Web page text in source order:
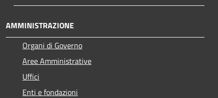
AMMINISTRAZIONE
Organi di Governo
Aree Amministrative
Uffici
Enti e fondazioni